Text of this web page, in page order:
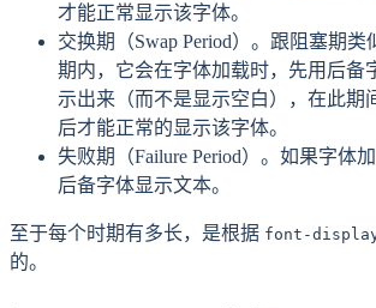
才能正常显示该字体。
交换期（Swap Period）。跟阻塞期
期内，它会在字体加载时，先用后备
示出来（而不是显示空白），在此期
后才能正常的显示该字体。
失败期（Failure Period）。如果字体
后备字体显示文本。
至于每个时期有多长，是根据 font-
的。